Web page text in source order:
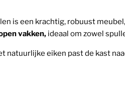
is een krachtig, robuust
vakken, ideaal om zowel
natuurlijke eiken past de kast